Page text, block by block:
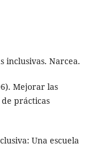
inclusivas. Narcea.
Mejorar las
prácticas
Una escuela